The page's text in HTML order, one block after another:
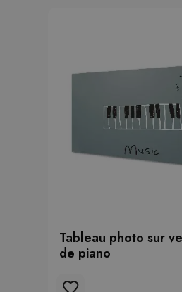
Tableau photo sur
de piano